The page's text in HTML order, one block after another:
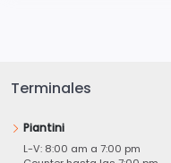
Terminales
Piantini
L-V: 8:00 am a 7:00 pm